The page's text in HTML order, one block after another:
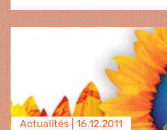
Actualités | 16.12.2011